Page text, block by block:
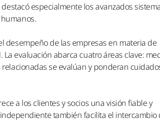
especialmente los avanzados
desempeño de las empresas en materia de
evaluación abarca cuatro áreas clave:
se evalúan y ponderan
a los clientes y socios una visión fiable y
también facilita el intercambio